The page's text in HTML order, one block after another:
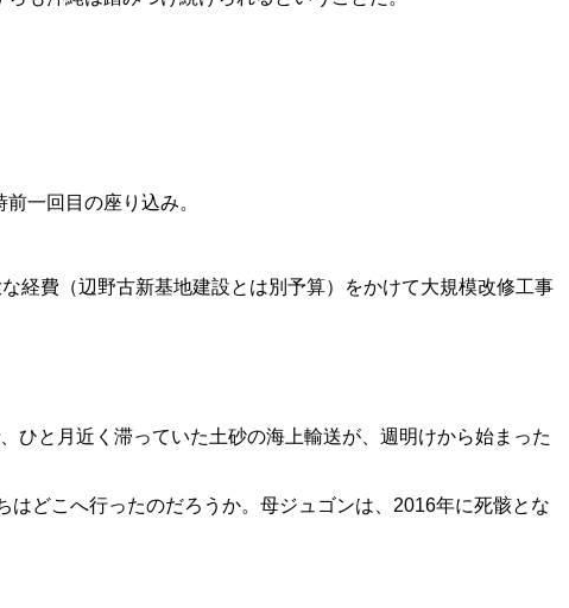
一回目の座り込み。
経費（辺野古新基地建設とは別予算）をかけて大規模改修工事
と月近く滞っていた土砂の海上輸送が、週明けから始まった
どこへ行ったのだろうか。母ジュゴンは、2016年に死骸とな